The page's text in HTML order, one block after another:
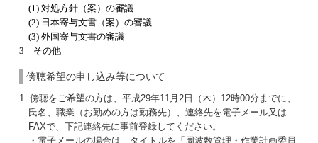
(1) 対処方針（案）の審議
(2) 日本寄与文書（案）の審議
(3) 外国寄与文書の審議
3 その他
傍聴希望の申し込み等について
1. 傍聴をご希望の方は、平成29年11月2日（木）12時00分までに、
氏名、職業（お勤めの方は勤務先）、連絡先を電子メール又は
FAXで、下記連絡先に事前登録してください。
・電子メールの場合は、タイトルを「周波数管理・作業計画委員